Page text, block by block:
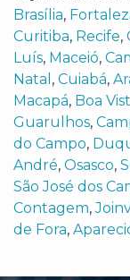
Brasília,
Curitiba, Recife,
Luís, Maceió,
Natal , Cuiabá,
Macapá, Boa
Guarulhos,
do Campo,
André, Osasco,
São José dos
Contagem,
de Fora,